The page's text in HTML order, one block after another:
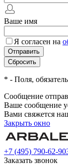
Ваше имя
Я согласен на
* - Поля,
Сообщение
Ваше сообщение
Вами свяжется
Закрыть окно
+7 (495) 790-62-90
Заказать звонок